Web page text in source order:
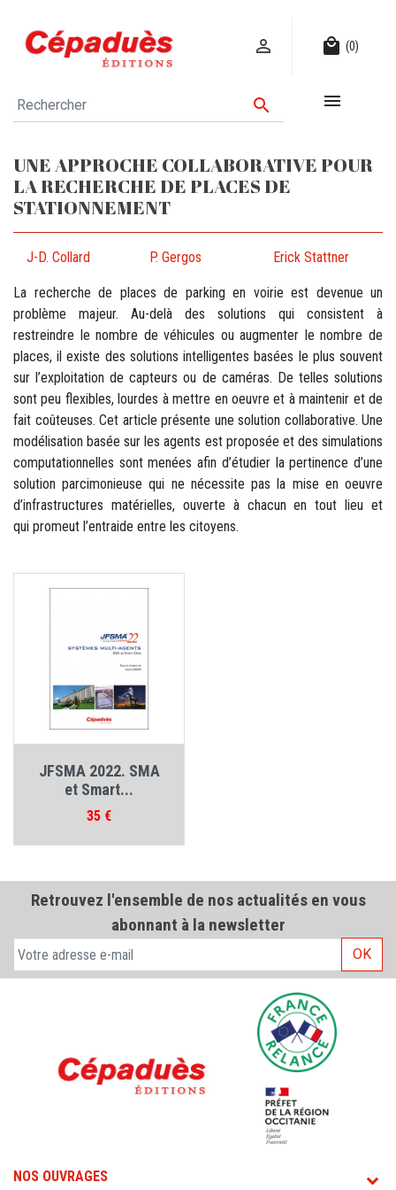
 local_mall (0)
 
UNE APPROCHE COLLABORATIVE POUR
LA RECHERCHE DE PLACES DE
STATIONNEMENT
J-D. Collard P. Gergos Erick Stattner
La recherche de places de parking en voirie est devenue un
problème majeur. Au-delà des solutions qui consistent à
restreindre le nombre de véhicules ou augmenter le nombre de
places, il existe des solutions intelligentes basées le plus souvent
sur l’exploitation de capteurs ou de caméras. De telles solutions
sont peu flexibles, lourdes à mettre en oeuvre et à maintenir et de
fait coûteuses. Cet article présente une solution collaborative. Une
modélisation basée sur les agents est proposée et des simulations
computationnelles sont menées afin d’étudier la pertinence d’une
solution parcimonieuse qui ne nécessite pas la mise en oeuvre
d’infrastructures matérielles, ouverte à chacun en tout lieu et
qui promeut l’entraide entre les citoyens.
JFSMA 2022. SMA
et Smart...
Prix
35 €
Retrouvez l'ensemble de nos actualités en vous
abonnant à la newsletter
OK
NOS OUVRAGES